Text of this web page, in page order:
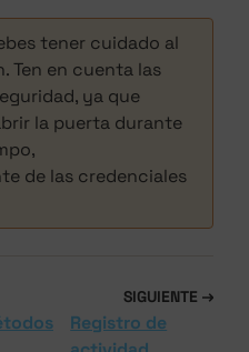
tener cuidado al
Ten en cuenta las
ya que
la puerta durante
de las credenciales
SIGUIENTE
Registro de